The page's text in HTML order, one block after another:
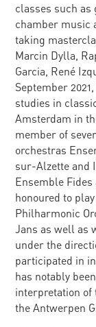
classes such
chamber music
taking
Marcin Dylla,
Garcia, René
September
studies in
Amsterdam in
member of
orchestras
sur-Alzette and
Ensemble Fides
honoured to
Philharmonic
Jans as well as
under the
participated in
has notably
interpretation of
the Antwerpen